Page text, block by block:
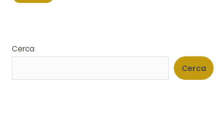
Cerca
Cerca